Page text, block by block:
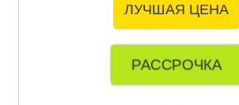
ЛУЧШАЯ ЦЕНА
РАССРОЧКА